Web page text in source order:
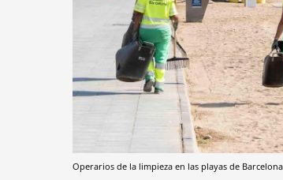
Operarios de la limpieza en las playas de Barcelona